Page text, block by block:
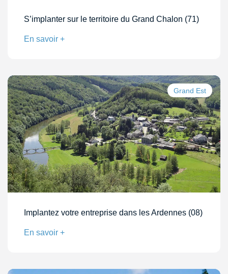
S’implanter sur le territoire du Grand Chalon (71)
En savoir +
Grand Est
Implantez votre entreprise dans les Ardennes (08)
En savoir +